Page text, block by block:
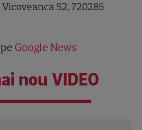
52, 720285
Google News
nou VIDEO